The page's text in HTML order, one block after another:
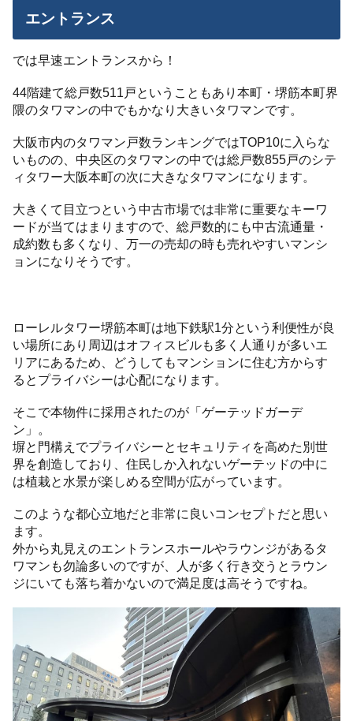
エントランス
では早速エントランスから！
44階建て総戸数511戸ということもあり本町・堺筋本町界
隈のタワマンの中でもかなり大きいタワマンです。
大阪市内のタワマン戸数ランキングではTOP10に入らな
いものの、中央区のタワマンの中では総戸数855戸のシテ
ィタワー大阪本町の次に大きなタワマンになります。
大きくて目立つという中古市場では非常に重要なキーワ
ードが当てはまりますので、総戸数的にも中古流通量・
成約数も多くなり、万一の売却の時も売れやすいマンシ
ョンになりそうです。
ローレルタワー堺筋本町は地下鉄駅1分という利便性が良
い場所にあり周辺はオフィスビルも多く人通りが多いエ
リアにあるため、どうしてもマンションに住む方からす
るとプライバシーは心配になります。
そこで本物件に採用されたのが「ゲーテッドガーデ
ン」。
塀と門構えでプライバシーとセキュリティを高めた別世
界を創造しており、住民しか入れないゲーテッドの中に
は植栽と水景が楽しめる空間が広がっています。
このような都心立地だと非常に良いコンセプトだと思い
ます。
外から丸見えのエントランスホールやラウンジがあるタ
ワマンも勿論多いのですが、人が多く行き交うとラウン
ジにいても落ち着かないので満足度は高そうですね。